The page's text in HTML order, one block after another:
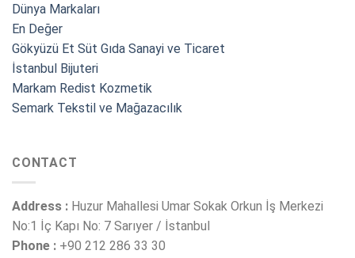
Dünya Markaları
En Değer
Gökyüzü Et Süt Gıda Sanayi ve Ticaret
İstanbul Bijuteri
Markam Redist Kozmetik
Semark Tekstil ve Mağazacılık
CONTACT
Address : Huzur Mahallesi Umar Sokak Orkun İş Merkezi
No:1 İç Kapı No: 7 Sarıyer / İstanbul
Phone : +90 212 286 33 30